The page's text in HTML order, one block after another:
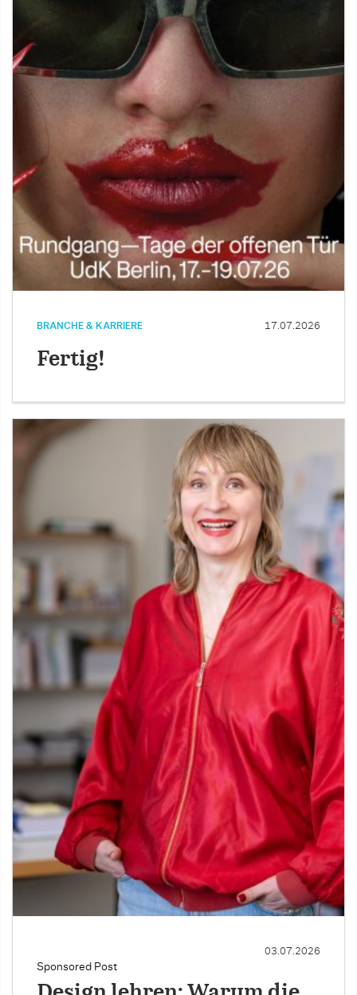
BRANCHE & KARRIERE 17.07.2026
Fertig!
Sponsored Post
03.07.2026